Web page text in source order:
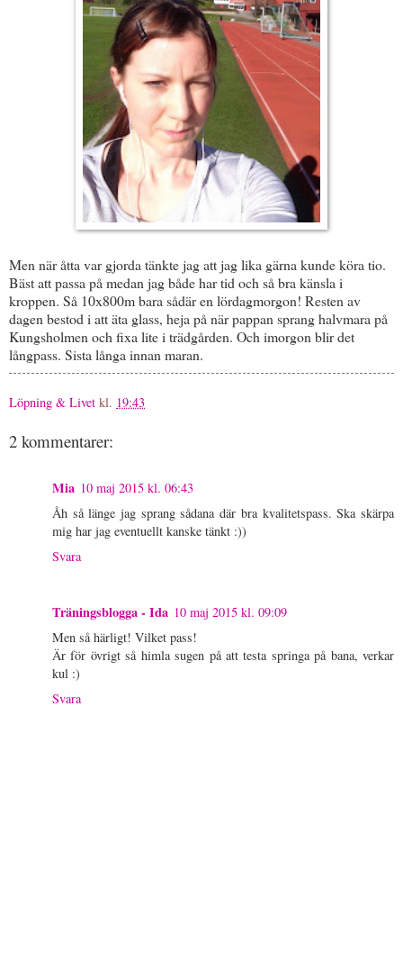
Men när åtta var gjorda tänkte jag att jag lika gärna kunde köra tio.
Bäst att passa på medan jag både har tid och så bra känsla i
kroppen. Så 10x800m bara sådär en lördagmorgon! Resten av
dagen bestod i att äta glass, heja på när pappan sprang halvmara på
Kungsholmen och fixa lite i trädgården. Och imorgon blir det
långpass. Sista långa innan maran.
Löpning & Livet kl. 19:43
2 kommentarer:
Mia 10 maj 2015 kl. 06:43
Åh så länge jag sprang sådana där bra kvalitetspass. Ska skärpa
mig har jag eventuellt kanske tänkt :))
Svara
Träningsblogga - Ida 10 maj 2015 kl. 09:09
Men så härligt! Vilket pass!
Är för övrigt så himla sugen på att testa springa på bana, verkar
kul :)
Svara